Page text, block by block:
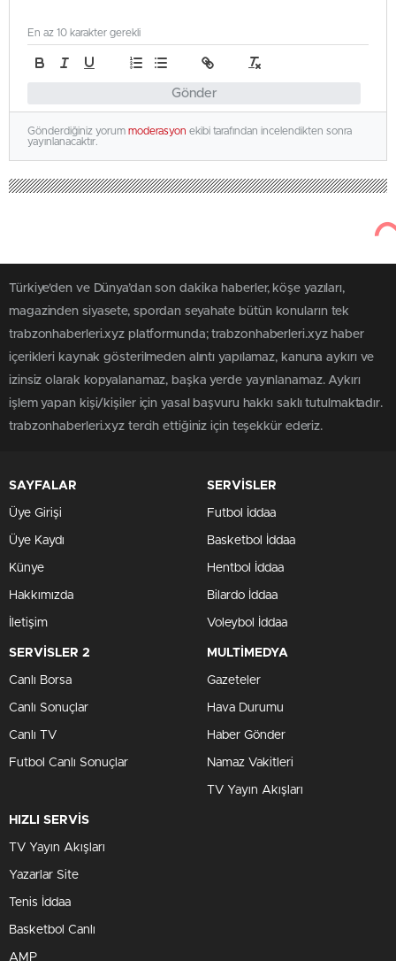
Gönder
En az 10 karakter gerekli
Gönderdiğiniz yorum moderasyon ekibi tarafından incelendikten sonra
yayınlanacaktır.
Türkiye'den ve Dünya’dan son dakika haberler, köşe yazıları,
magazinden siyasete, spordan seyahate bütün konuların tek
trabzonhaberleri.xyz platformunda; trabzonhaberleri.xyz haber
içerikleri kaynak gösterilmeden alıntı yapılamaz, kanuna aykırı ve
izinsiz olarak kopyalanamaz, başka yerde yayınlanamaz. Aykırı
işlem yapan kişi/kişiler için yasal başvuru hakkı saklı tutulmaktadır.
trabzonhaberleri.xyz tercih ettiğiniz için teşekkür ederiz.
SAYFALAR
Üye Girişi
Üye Kaydı
Künye
Hakkımızda
İletişim
SERVİSLER
Futbol İddaa
Basketbol İddaa
Hentbol İddaa
Bilardo İddaa
Voleybol İddaa
SERVİSLER 2
Canlı Borsa
Canlı Sonuçlar
Canlı TV
Futbol Canlı Sonuçlar
MULTİMEDYA
Gazeteler
Hava Durumu
Haber Gönder
Namaz Vakitleri
TV Yayın Akışları
HIZLI SERVİS
TV Yayın Akışları
Yazarlar Site
Tenis İddaa
Basketbol Canlı
AMP